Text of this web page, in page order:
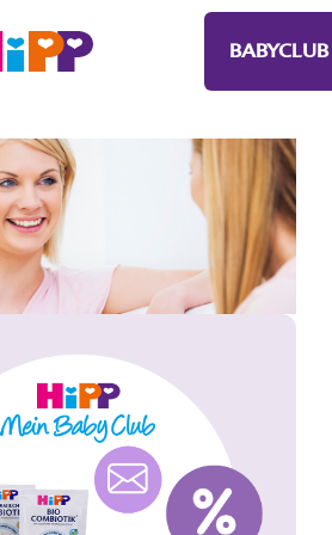
BABYCLUB